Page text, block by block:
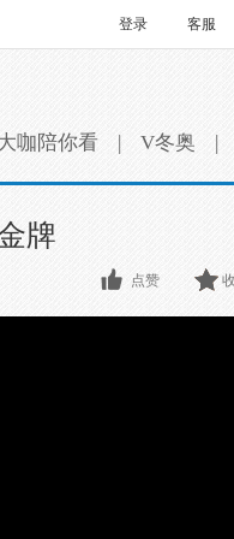
客服
登录
咖陪你看 | V冬奥 |
牌
点赞